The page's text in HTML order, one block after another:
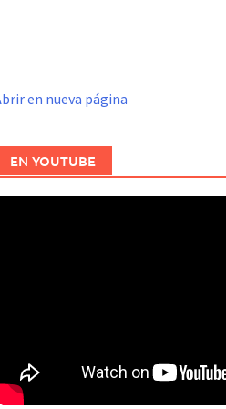
en nueva página
EN YOUTUBE